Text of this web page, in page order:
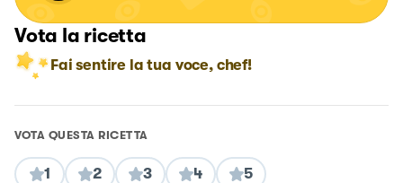
Vota la ricetta
Fai sentire la tua voce, chef!
VOTA QUESTA RICETTA
1 2 3 4 5